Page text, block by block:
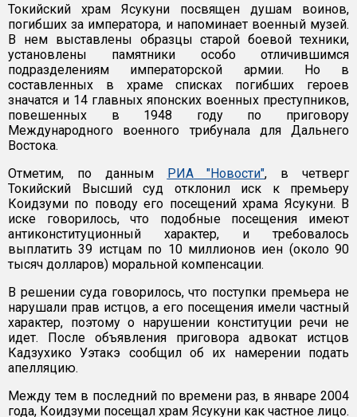
Токийский храм Ясукуни посвящен душам воинов,
погибших за императора, и напоминает военный музей.
В нем выставлены образцы старой боевой техники,
установлены памятники особо отличившимся
подразделениям императорской армии. Но в
составленных в храме списках погибших героев
значатся и 14 главных японских военных преступников,
повешенных в 1948 году по приговору
Международного военного трибунала для Дальнего
Востока.
Отметим, по данным РИА "Новости", в четверг
Токийский Высший суд отклонил иск к премьеру
Коидзуми по поводу его посещений храма Ясукуни. В
иске говорилось, что подобные посещения имеют
антиконституционный характер, и требовалось
выплатить 39 истцам по 10 миллионов иен (около 90
тысяч долларов) моральной компенсации.
В решении суда говорилось, что поступки премьера не
нарушали прав истцов, а его посещения имели частный
характер, поэтому о нарушении конституции речи не
идет. После объявления приговора адвокат истцов
Кадзухико Уэтакэ сообщил об их намерении подать
апелляцию.
Между тем в последний по времени раз, в январе 2004
года, Коидзуми посещал храм Ясукуни как частное лицо.